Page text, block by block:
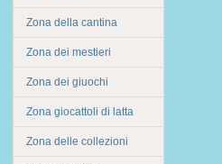
Zona della cantina
Zona dei mestieri
Zona dei giuochi
Zona giocattoli di latta
Zona delle collezioni